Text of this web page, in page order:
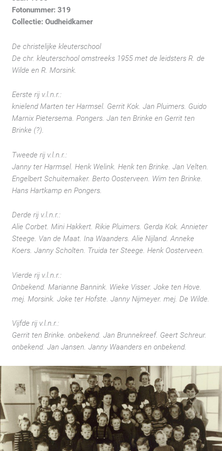
Fotonummer: 319
Collectie: Oudheidkamer
De christelijke kleuterschool
De chr. kleuterschool omstreeks 1955 met de leidsters R. de
Wilde en R. Morsink.
Eerste rij v.l.n.r.:
knielend Marten ter Harmsel. Gerrit Kok. Jan Pluimers. Guido
Marnix Pietersema. Pongers. Jan ten Brinke en Gerrit ten
Brinke (?).
Tweede rij v.l.n.r.:
Janny ter Harmsel. Henk Welink. Henk ten Brinke. Jan Velten.
Engelbert Schuitemaker. Berto Oosterveen. Wim ten Brinke.
Hans Hartkamp en Pongers.
Derde rij v.l.n.r.:
Alie Corbet. Mini Hakkert. Rikie Pluimers. Gerda Kok. Annieter
Steege. Van de Maat. Ina Waanders. Alie Nijland. Anneke
Koers. Janny Scholten. Truida ter Steege. Henk Oosterveen.
Vierde rij v.l.n.r.:
Onbekend. Marianne Bannink. Wieke Visser. Joke ten Hove.
mej. Morsink. Joke ter Hofste. Janny Nijmeyer. mej. De Wilde.
Vijfde rij v.l.n.r.:
Gerrit ten Brinke. onbekend. Jan Brunnekreef. Geert Schreur.
onbekend. Jan Jansen. Janny Waanders en onbekend.